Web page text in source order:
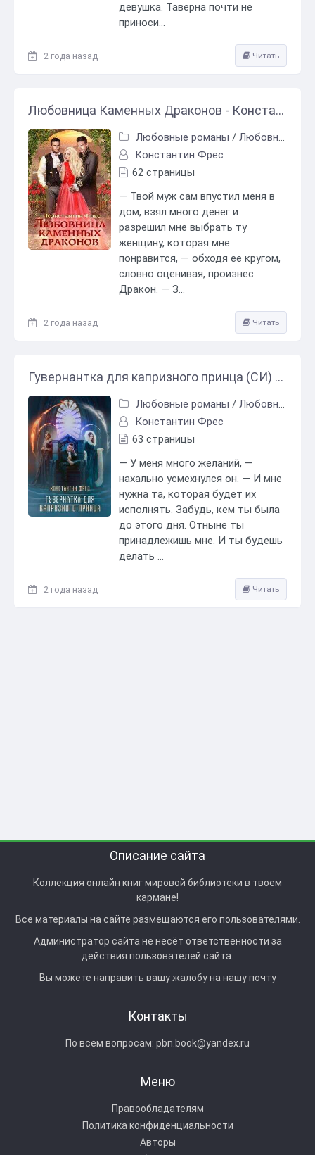
девушка. Таверна почти не
приноси...
2 года назад Читать
Любовница Каменных Драконов - Константин Фрес
Любовные романы / Любовно-фантастические романы
Константин Фрес
62 страницы
— Твой муж сам впустил меня в
дом, взял много денег и
разрешил мне выбрать ту
женщину, которая мне
понравится, — обходя ее кругом,
словно оценивая, произнес
Дракон. — З...
2 года назад Читать
Гувернантка для капризного принца (СИ) - Константин Фрес
Любовные романы / Любовно-фантастические романы
Константин Фрес
63 страницы
— У меня много желаний, —
нахально усмехнулся он. — И мне
нужна та, которая будет их
исполнять. Забудь, кем ты была
до этого дня. Отныне ты
принадлежишь мне. И ты будешь
делать ...
2 года назад Читать
Описание сайта
Коллекция онлайн книг мировой библиотеки в твоем
кармане!
Все материалы на сайте размещаются его пользователями.
Администратор сайта не несёт ответственности за
действия пользователей сайта.
Вы можете направить вашу жалобу на нашу почту
Контакты
По всем вопросам: pbn.book@yandex.ru
Меню
Правообладателям
Политика конфиденциальности
Авторы